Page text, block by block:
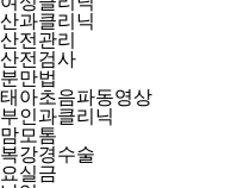
산과클리닉
산전관리
산전검사
분만법
태아초음파동영상
부인과클리닉
맘모톰
복강경수술
요실금